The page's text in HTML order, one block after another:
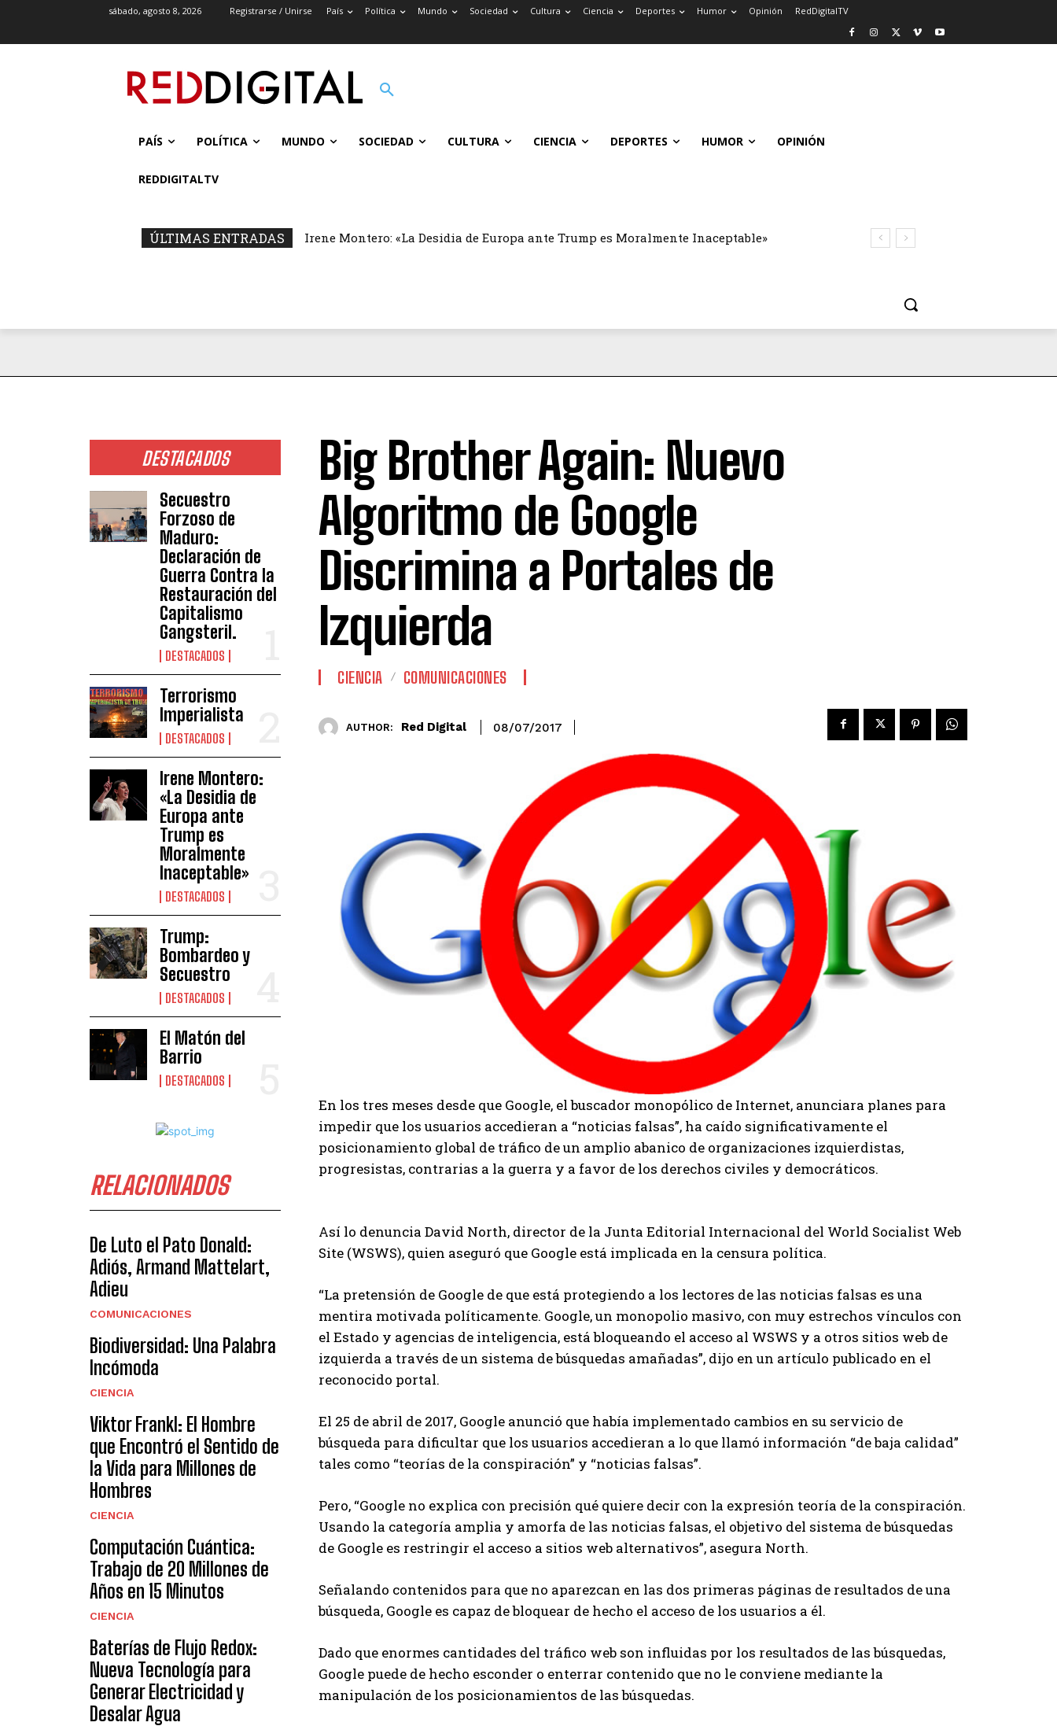
sábado, agosto 8, 2026 Registrarse / Unirse País Política Mundo Sociedad Cultura Ciencia Deportes Humor Opinión RedDigitalTV
PAÍS POLÍTICA MUNDO SOCIEDAD CULTURA CIENCIA DEPORTES HUMOR OPINIÓN
REDDIGITALTV
ÚLTIMAS ENTRADAS Irene Montero: «La Desidia de Europa ante Trump es Moralmente Inaceptable»
DESTACADOS
Secuestro
Forzoso de
Maduro:
Declaración de
Guerra Contra la
Restauración del
Capitalismo
Gangsteril.
DESTACADOS
Terrorismo
Imperialista
DESTACADOS
Irene Montero:
«La Desidia de
Europa ante
Trump es
Moralmente
Inaceptable»
DESTACADOS
Trump:
Bombardeo y
Secuestro
DESTACADOS
El Matón del
Barrio
DESTACADOS
RELACIONADOS
De Luto el Pato Donald:
Adiós, Armand Mattelart,
Adieu
COMUNICACIONES
Biodiversidad: Una Palabra
Incómoda
CIENCIA
Viktor Frankl: El Hombre
que Encontró el Sentido de
la Vida para Millones de
Hombres
CIENCIA
Computación Cuántica:
Trabajo de 20 Millones de
Años en 15 Minutos
CIENCIA
Baterías de Flujo Redox:
Nueva Tecnología para
Generar Electricidad y
Desalar Agua
Big Brother Again: Nuevo
Algoritmo de Google
Discrimina a Portales de
Izquierda
CIENCIA COMUNICACIONES
AUTHOR: Red Digital 08/07/2017
En los tres meses desde que Google, el buscador monopólico de Internet, anunciara planes para
impedir que los usuarios accedieran a “noticias falsas”, ha caído significativamente el
posicionamiento global de tráfico de un amplio abanico de organizaciones izquierdistas,
progresistas, contrarias a la guerra y a favor de los derechos civiles y democráticos.
Así lo denuncia David North, director de la Junta Editorial Internacional del World Socialist Web
Site (WSWS), quien aseguró que Google está implicada en la censura política.
“La pretensión de Google de que está protegiendo a los lectores de las noticias falsas es una
mentira motivada políticamente. Google, un monopolio masivo, con muy estrechos vínculos con
el Estado y agencias de inteligencia, está bloqueando el acceso al WSWS y a otros sitios web de
izquierda a través de un sistema de búsquedas amañadas”, dijo en un artículo publicado en el
reconocido portal.
El 25 de abril de 2017, Google anunció que había implementado cambios en su servicio de
búsqueda para dificultar que los usuarios accedieran a lo que llamó información “de baja calidad”
tales como “teorías de la conspiración” y “noticias falsas”.
Pero, “Google no explica con precisión qué quiere decir con la expresión teoría de la conspiración.
Usando la categoría amplia y amorfa de las noticias falsas, el objetivo del sistema de búsquedas
de Google es restringir el acceso a sitios web alternativos”, asegura North.
Señalando contenidos para que no aparezcan en las dos primeras páginas de resultados de una
búsqueda, Google es capaz de bloquear de hecho el acceso de los usuarios a él.
Dado que enormes cantidades del tráfico web son influidas por los resultados de las búsquedas,
Google puede de hecho esconder o enterrar contenido que no le conviene mediante la
manipulación de los posicionamientos de las búsquedas.